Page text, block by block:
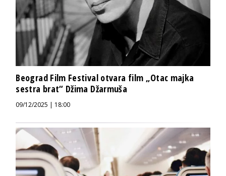
Beograd Film Festival otvara film „Otac majka
sestra brat“ Džima Džarmuša
09/12/2025 | 18:00